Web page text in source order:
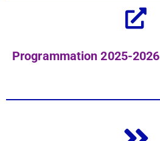
Programmation 2025-2026